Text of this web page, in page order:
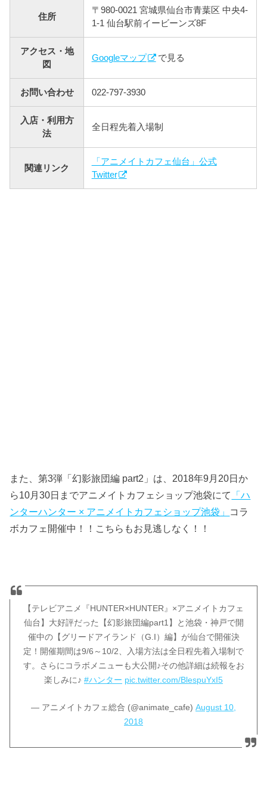
住所
〒980-0021 宮城県仙台市青葉区 中央4-
1-1 仙台駅前イービーンズ8F
アクセス・地
図
Googleマップ で見る
お問い合わせ 022-797-3930
入店・利用方
法
全日程先着入場制
関連リンク
「アニメイトカフェ仙台」公式
Twitter
また、第3弾「幻影旅団編 part2」は、2018年9月20日か
ら10月30日までアニメイトカフェショップ池袋にて
「ハ
ンターハンター × アニメイトカフェショップ池袋」 コラ
ボカフェ開催中！！こちらもお見逃しなく！！
【テレビアニメ『HUNTER×HUNTER』×アニメイトカフェ
仙台】大好評だった【幻影旅団編part1】と池袋・神戸で開
催中の【グリードアイランド（G.I）編】が仙台で開催決
定！開催期間は9/6～10/2、入場方法は全日程先着入場制で
す。さらにコラボメニューも大公開♪その他詳細は続報をお
楽しみに♪ #ハンター pic.twitter.com/BlespuYxI5
— アニメイトカフェ総合 (@animate_cafe) August 10,
2018